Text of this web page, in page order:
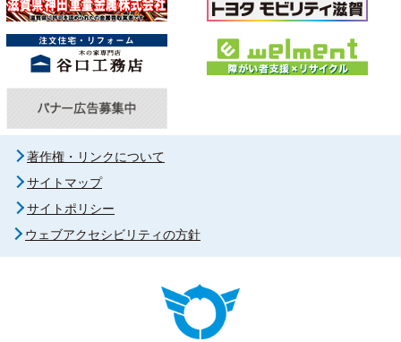
著作権・リンクについて
サイトマップ
サイトポリシー
ウェブアクセシビリティの方針